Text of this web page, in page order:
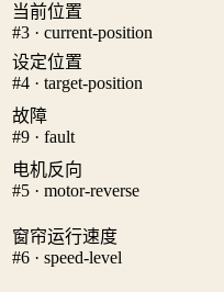
当前位置
#3 · current-position
设定位置
#4 · target-position
故障
#9 · fault
电机反向
#5 · motor-reverse
窗帘运行速度
#6 · speed-level